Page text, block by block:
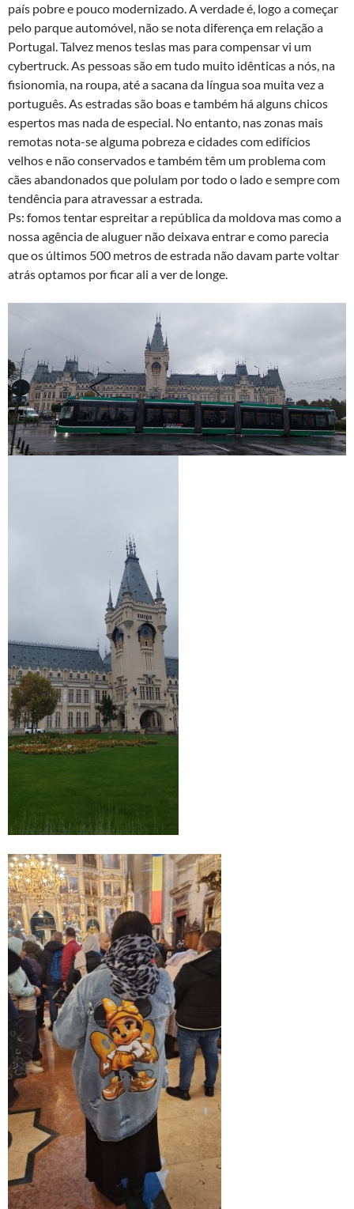
país pobre e pouco modernizado. A verdade é, logo a começar
pelo parque automóvel, não se nota diferença em relação a
Portugal. Talvez menos teslas mas para compensar vi um
cybertruck. As pessoas são em tudo muito idênticas a nós, na
fisionomia, na roupa, até a sacana da língua soa muita vez a
português. As estradas são boas e também há alguns chicos
espertos mas nada de especial. No entanto, nas zonas mais
remotas nota-se alguma pobreza e cidades com edifícios
velhos e não conservados e também têm um problema com
cães abandonados que polulam por todo o lado e sempre com
tendência para atravessar a estrada.
Ps: fomos tentar espreitar a república da moldova mas como a
nossa agência de aluguer não deixava entrar e como parecia
que os últimos 500 metros de estrada não davam parte voltar
atrás optamos por ficar ali a ver de longe.